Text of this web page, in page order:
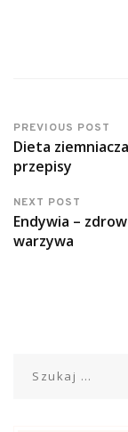
PREVIOUS POST
Dieta
przepisy
NEXT POST
Endywia –
warzywa